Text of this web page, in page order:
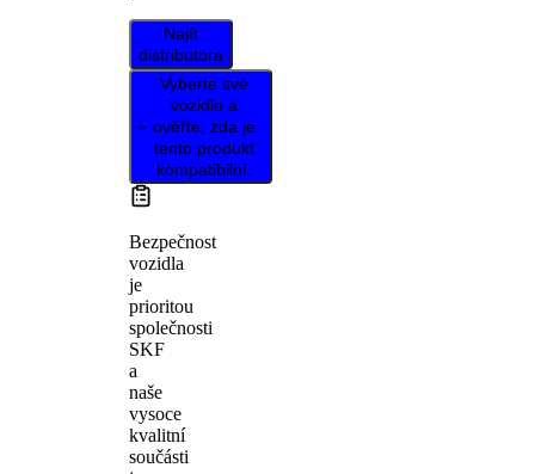
Najít
distributora
Vyberte své
vozidlo a
ověřte, zda je
tento produkt
kompatibilní.
Bezpečnost
vozidla
je
prioritou
společnosti
SKF
a
naše
vysoce
kvalitní
součásti